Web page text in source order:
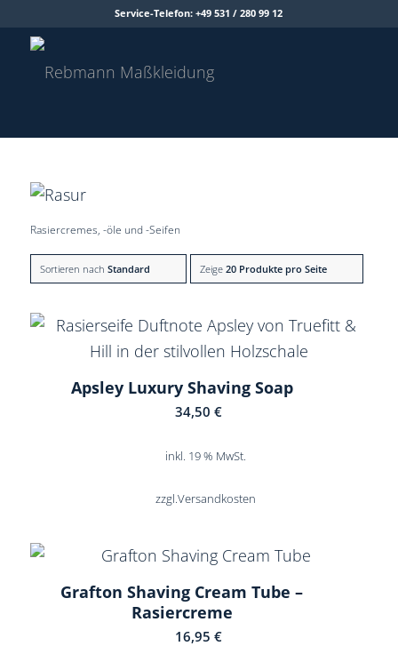
Service-Telefon: +49 531 / 280 99 12
Rasiercremes, -öle und -Seifen
Sortieren nach Standard Zeige 20 Produkte pro Seite
Apsley Luxury Shaving Soap
34,50€
inkl. 19 % MwSt.
zzgl.Versandkosten
Grafton Shaving Cream Tube –
Rasiercreme
16,95€